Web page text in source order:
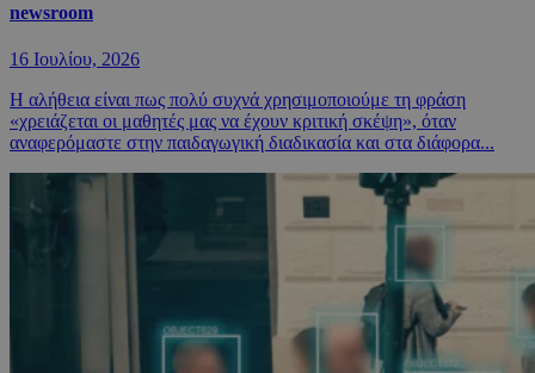
newsroom
16 Ιουλίου, 2026
Η αλήθεια είναι πως πολύ συχνά χρησιμοποιούμε τη φράση
«χρειάζεται οι μαθητές μας να έχουν κριτική σκέψη», όταν
αναφερόμαστε στην παιδαγωγική διαδικασία και στα διάφορα...